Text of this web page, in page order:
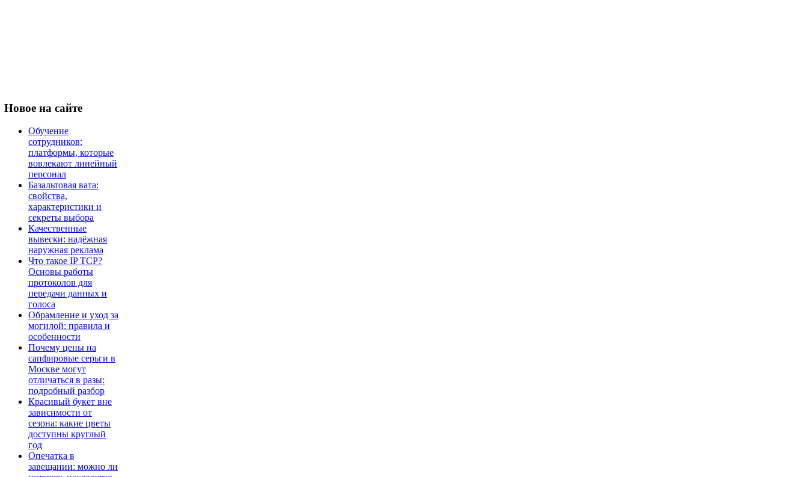
Новое на сайте
Обучение
сотрудников:
платформы, которые
вовлекают линейный
персонал
Базальтовая вата:
свойства,
характеристики и
секреты выбора
Качественные
вывески: надёжная
наружная реклама
Что такое IP TCP?
Основы работы
протоколов для
передачи данных и
голоса
Обрамление и уход за
могилой: правила и
особенности
Почему цены на
сапфировые серьги в
Москве могут
отличаться в разы:
подробный разбор
Красивый букет вне
зависимости от
сезона: какие цветы
доступны круглый
год
Опечатка в
завещании: можно ли